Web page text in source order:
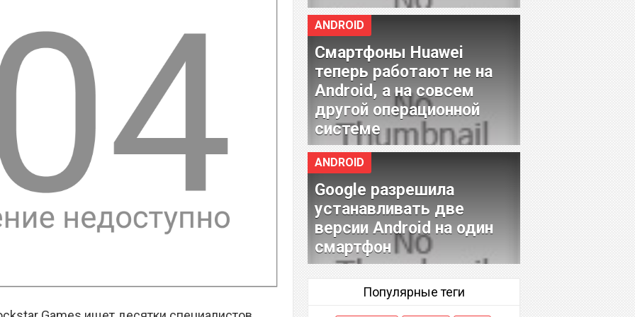
ANDROID
Смартфоны Huawei
теперь работают не на
Android, а на совсем
другой операционной
системе
ANDROID
Google разрешила
устанавливать две
версии Android на один
смартфон
Популярные теги